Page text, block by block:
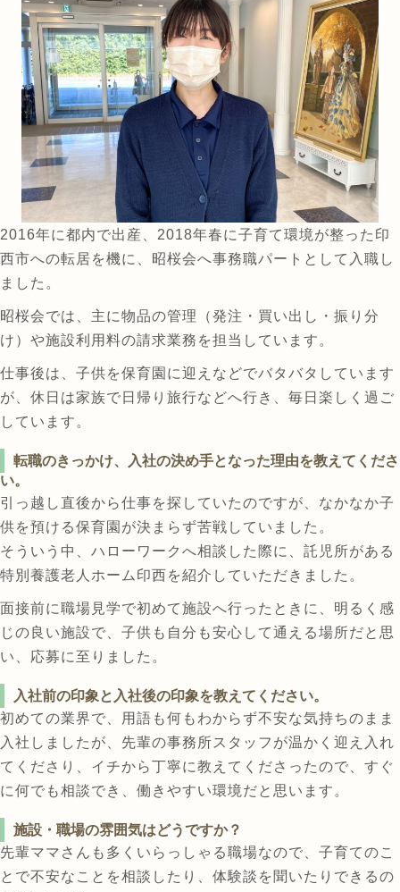
2016年に都内で出産、2018年春に子育て環境が整った印
西市への転居を機に、昭桜会へ事務職パートとして入職し
ました。
昭桜会では、主に物品の管理（発注・買い出し・振り分
け）や施設利用料の請求業務を担当しています。
仕事後は、子供を保育園に迎えなどでバタバタしています
が、休日は家族で日帰り旅行などへ行き、毎日楽しく過ご
しています。
転職のきっかけ、入社の決め手となった理由を教えてくださ
い。
引っ越し直後から仕事を探していたのですが、なかなか子
供を預ける保育園が決まらず苦戦していました。
そういう中、ハローワークへ相談した際に、託児所がある
特別養護老人ホーム印西を紹介していただきました。
面接前に職場見学で初めて施設へ行ったときに、明るく感
じの良い施設で、子供も自分も安心して通える場所だと思
い、応募に至りました。
入社前の印象と入社後の印象を教えてください。
初めての業界で、用語も何もわからず不安な気持ちのまま
入社しましたが、先輩の事務所スタッフが温かく迎え入れ
てくださり、イチから丁寧に教えてくださったので、すぐ
に何でも相談でき、働きやすい環境だと思います。
施設・職場の雰囲気はどうですか？
先輩ママさんも多くいらっしゃる職場なので、子育てのこ
とで不安なことを相談したり、体験談を聞いたりできるの